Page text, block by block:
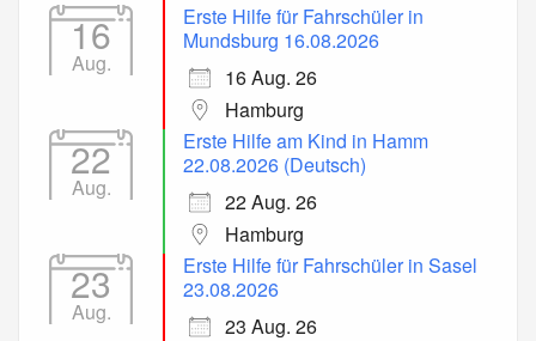
16
Aug.
Erste Hilfe für Fahrschüler in
Mundsburg 16.08.2026
16 Aug. 26
Hamburg
22
Aug.
Erste Hilfe am Kind in Hamm
22.08.2026 (Deutsch)
22 Aug. 26
Hamburg
23
Aug.
Erste Hilfe für Fahrschüler in Sasel
23.08.2026
23 Aug. 26